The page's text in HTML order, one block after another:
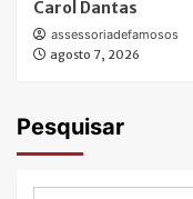
Carol Dantas
assessoriadefamosos
agosto 7, 2026
Pesquisar